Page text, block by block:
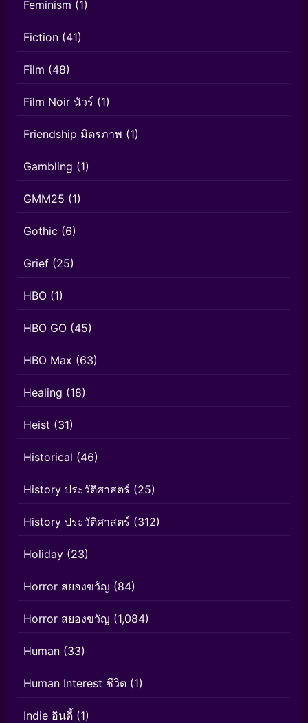
Feminism (1)
Fiction (41)
Film (48)
Film Noir นัวร์ (1)
Friendship มิตรภาพ (1)
Gambling (1)
GMM25 (1)
Gothic (6)
Grief (25)
HBO (1)
HBO GO (45)
HBO Max (63)
Healing (18)
Heist (31)
Historical (46)
History ประวัติศาสตร์ (25)
History ประวัติศาสตร์ (312)
Holiday (23)
Horror สยองขวัญ (84)
Horror สยองขวัญ (1,084)
Human (33)
Human Interest ชีวิต (1)
Indie อินดี้ (1)